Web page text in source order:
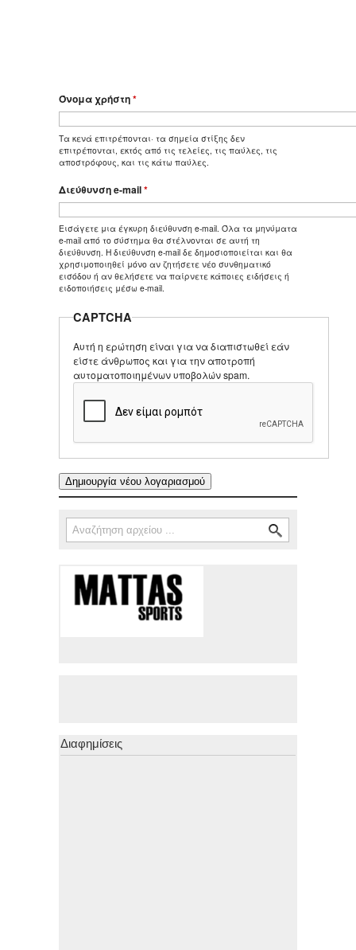
Όνομα χρήστη*
Τα κενά επιτρέπονται· τα σημεία στίξης δεν
επιτρέπονται, εκτός από τις τελείες, τις παύλες, τις
αποστρόφους, και τις κάτω παύλες.
Διεύθυνση e-mail*
Εισάγετε μια έγκυρη διεύθυνση e-mail. Όλα τα μηνύματα
e-mail από το σύστημα θα στέλνονται σε αυτή τη
διεύθυνση. Η διεύθυνση e-mail δε δημοσιοποιείται και θα
χρησιμοποιηθεί μόνο αν ζητήσετε νέο συνθηματικό
εισόδου ή αν θελήσετε να παίρνετε κάποιες ειδήσεις ή
ειδοποιήσεις μέσω e-mail.
CAPTCHA
Αυτή η ερώτηση είναι για να διαπιστωθεί εάν
είστε άνθρωπος και για την αποτροπή
αυτοματοποιημένων υποβολών spam.
Φόρμα αναζήτησης
Αναζήτηση
Διαφημίσεις